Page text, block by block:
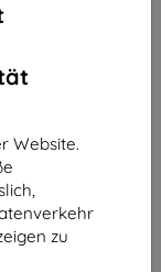
Website.
zu